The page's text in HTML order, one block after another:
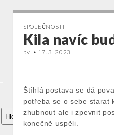
Hledat
SPOLEČNOSTI
Kila navíc
by • 17. 3. 2023
Štíhlá postava se dá
potřeba se o sebe starat
zhubnout ale i zpevnit
konečně uspěli.